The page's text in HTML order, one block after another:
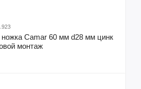
Camar 60 мм d28 мм цинк
монтаж